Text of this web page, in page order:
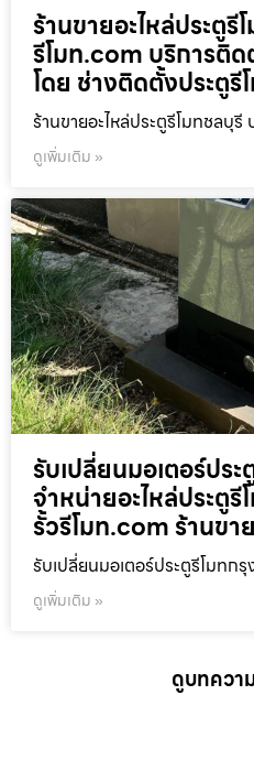
ร้านขายอะไหล่ประตูรี
รีโมท.com บริการติด
โดย ช่างติดตั้งประตู
ร้านขายอะไหล่ประตูรีโมทชลบุรี
ดูเพิ่มเติม »
รับเปลี่ยนมอเตอร์ปร
จำหน่ายอะไหล่ประตู
รั้วรีโมท.com ร้านขา
รับเปลี่ยนมอเตอร์ประตูรีโมทกรุ
ดูเพิ่มเติม »
ดูบทควา